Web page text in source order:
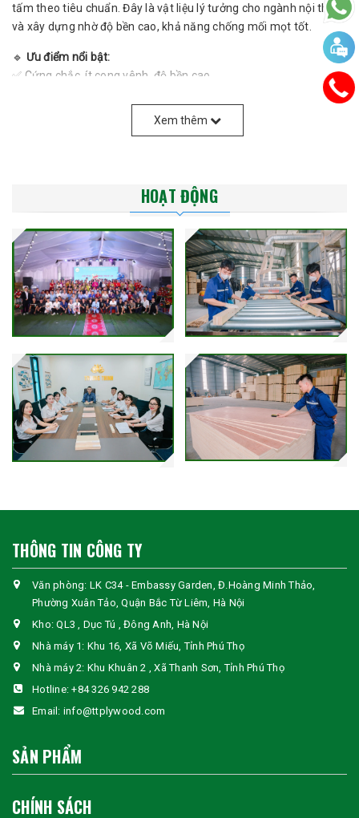
tấm theo tiêu chuẩn. Đây là vật liệu lý tưởng cho ngành nội thất
và xây dựng nhờ độ bền cao, khả năng chống mối mọt tốt.
🔹 Ưu điểm nổi bật:
✅ Cứng chắc, ít cong vênh, độ bền cao.
Dùng trong xây dựng: Kết cấu gỗ, vách ngăn, sàn gỗ.
Đóng pallet, thùng hàng, khung bao bì.
2. Ván Ép Thanh – Vật Liệu Bền Đẹp,
Tiết Kiệm Chi Phí
Ván ép thanh là sự kết hợp của nhiều thanh gỗ nhỏ ép lại bằng
và không bị cong vênh.
🔹Ưu điểm nổi bật:
✅ Không co ngót, ít biến dạng khi sử dụng lâu dài.
✅ Chống ẩm tốt, dễ sơn phủ hoặc dán laminate, veneer.
✅ Tiết kiệm chi phí hơn so với gỗ tự nhiên nguyên khối.
Trang trí nội thất: Ốp tường, vách ngăn, sàn gỗ.
Dùng trong kết cấu công trình, thay thế gỗ tự nhiên.
3. Chân Mùn Cưa Chip Block – Giải
Pháp Gỗ Ép Tái Chế, Tiết Kiệm Chi Phí
Chân mùn cưa Chip Block là sản phẩm được ép từ mùn cưa tái
chế và keo công nghiệp, có độ nén cao và khả năng chịu lực tốt,
là lựa chọn thay thế tối ưu cho gỗ tự nhiên trong sản xuất pallet
🔹Ưu điểm nổi bật:
✅ Độ cứng cao, chịu lực tốt, không bị nứt vỡ.
✅ Được sản xuất từ nguyên liệu tái chế, thân thiện với môi
trường.
Xem thêm
HOẠT ĐỘNG
THÔNG TIN CÔNG TY
Văn phòng: LK C34 - Embassy Garden, Đ.Hoàng Minh Thảo,
Phường Xuân Tảo, Quận Bắc Từ Liêm, Hà Nội
Kho: QL3 , Dục Tú , Đông Anh, Hà Nội
Nhà máy 1: Khu 16, Xã Võ Miếu, Tỉnh Phú Thọ
Nhà máy 2: Khu Khuân 2 , Xã Thanh Sơn, Tỉnh Phú Thọ
Hotline:+84 326 942 288
Email: info@ttplywood.com
SẢN PHẨM
CHÍNH SÁCH